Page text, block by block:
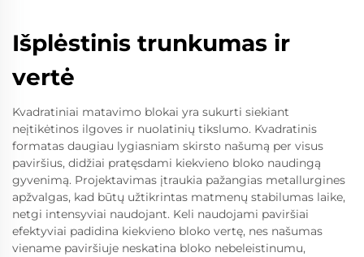
Išplėstinis trunkumas ir
vertė
Kvadratiniai matavimo blokai yra sukurti siekiant
neįtikėtinos ilgoves ir nuolatinių tikslumo. Kvadratinis
formatas daugiau lygiasniam skirsto našumą per visus
paviršius, didžiai pratęsdami kiekvieno bloko naudingą
gyvenimą. Projektavimas įtraukia pažangias metallurgines
apžvalgas, kad būtų užtikrintas matmenų stabilumas laike,
netgi intensyviai naudojant. Keli naudojami paviršiai
efektyviai padidina kiekvieno bloko vertę, nes našumas
viename paviršiuje neskatina bloko nebeleistinumu,